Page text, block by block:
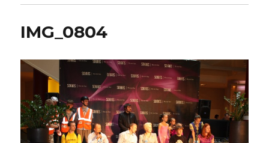
IMG_0804